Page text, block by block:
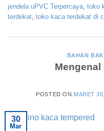
jendela uPVC Terpercaya, toko
terdekat, toko kaca terdekat di
BAHAN
Mengenal
POSTED ON MARET
30
Mar